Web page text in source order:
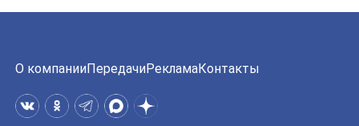
О компанииПередачиРекламаКонтакты